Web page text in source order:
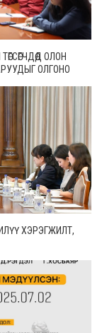
ОЛОН
ОЛГОНО
ХЭРЭГЖИЛТ,